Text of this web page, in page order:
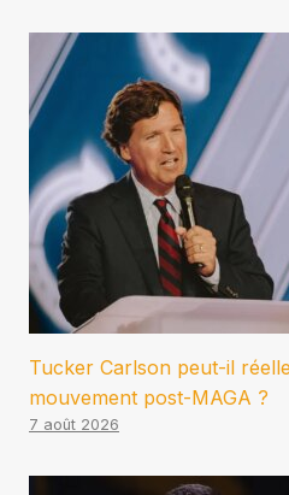
Tucker Carlson peut-il
mouvement post-MAGA ?
7 août 2026